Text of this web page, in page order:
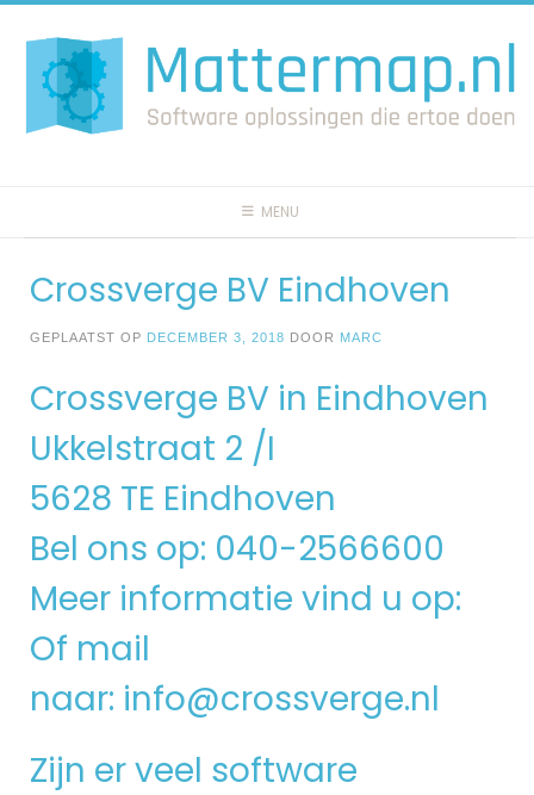
naar
inhoud
MENU
Crossverge BV Eindhoven
GEPLAATST OP DECEMBER 3, 2018 DOOR MARC
Crossverge BV in Eindhoven
Ukkelstraat 2 /I
5628 TE Eindhoven
Bel ons op: 040-2566600
Meer informatie vind u op:
Of mail
naar: info@crossverge.nl
Zijn er veel software